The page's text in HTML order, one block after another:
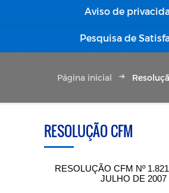
Aviso de
Pesquisa de
Página inicial
RESOLUÇÃO CFM
RESOLUÇÃO CFM Nº
JULHO DE 2007